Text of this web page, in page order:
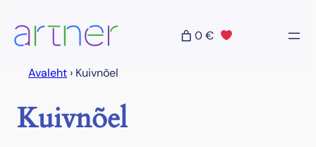
sisu
juurde
0 €
Avaleht › Kuivnõel
Kuivnõel